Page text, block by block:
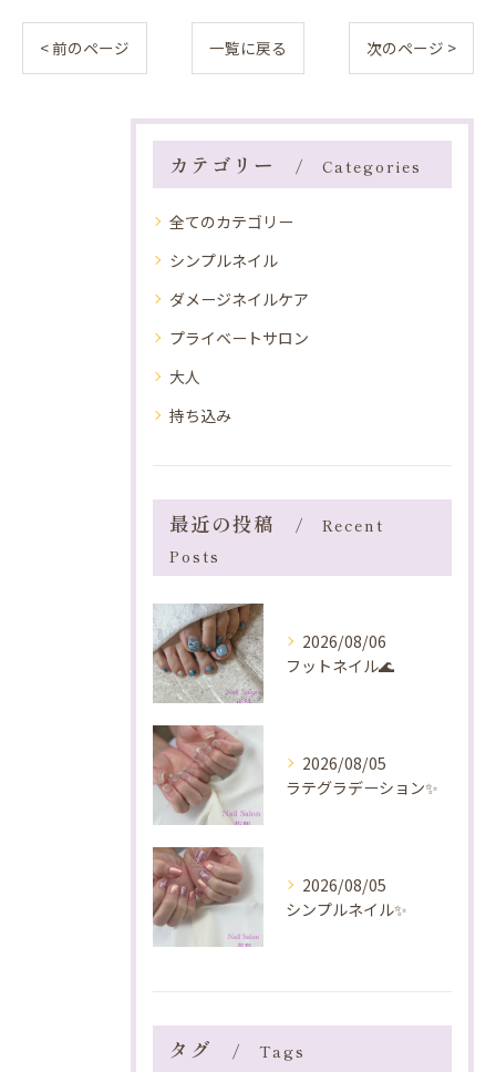
< 前のページ 一覧に戻る 次のページ >
カテゴリー Categories
全てのカテゴリー
シンプルネイル
ダメージネイルケア
プライベートサロン
大人
持ち込み
最近の投稿
Recent
Posts
2026/08/06
フットネイル🌊
2026/08/05
ラテグラデーション✨️
2026/08/05
シンプルネイル✨️
タグ Tags